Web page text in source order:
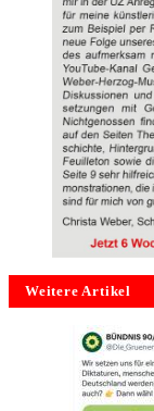
Weitere Artikel